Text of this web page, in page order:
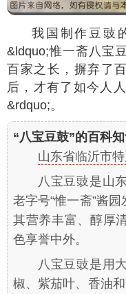
我国制作豆豉
&ldquo;惟一斋八宝
百家之长，摒弃了
后，才有了如今人
&rdquo;。
“八宝豆鼓”的百科知
山东省临沂市
八宝豆豉是山
老字号“惟一斋”酱
其营养丰富、醇厚
色享誉中外。
八宝豆豉是用
椒、紫茄叶、香油